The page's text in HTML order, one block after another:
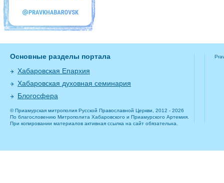
Основные разделы портала
Хабаровская Епархия
Хабаровская духовная семинария
Блогосфера
© Приамурская митрополия Русской Православной Церкви, 2012 - 2026
По благословению Митрополита Хабаровского и Приамурского Артемия.
При копировании материалов активная ссылка на сайт обязательна.